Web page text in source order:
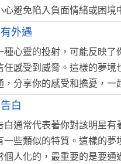
心避免陷入負面情緒或困境
外遇
種心靈的投射，可能反映
任感受到威脅。這樣的夢
，分享你的感受和擔憂，一
白
白通常代表著你對該明星
一些類似的特質。這樣的
個人化的，最重要的是要通